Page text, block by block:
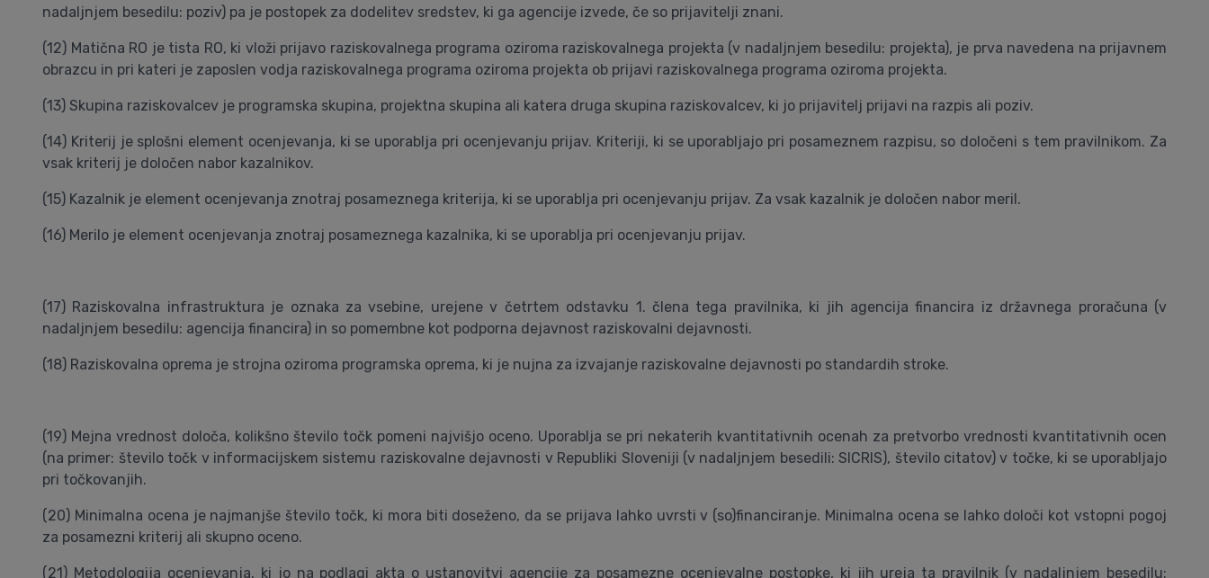
nadaljnjem besedilu: poziv) pa je postopek za dodelitev sredstev, ki ga agencije izvede, če so prijavitelji znani.
(12) Matična RO je tista RO, ki vloži prijavo raziskovalnega programa oziroma raziskovalnega projekta (v nadaljnjem besedilu: projekta), je prva navedena na prijavnem
obrazcu in pri kateri je zaposlen vodja raziskovalnega programa oziroma projekta ob prijavi raziskovalnega programa oziroma projekta.
(13) Skupina raziskovalcev je programska skupina, projektna skupina ali katera druga skupina raziskovalcev, ki jo prijavitelj prijavi na razpis ali poziv.
(14) Kriterij je splošni element ocenjevanja, ki se uporablja pri ocenjevanju prijav. Kriteriji, ki se uporabljajo pri posameznem razpisu, so določeni s tem pravilnikom. Za
vsak kriterij je določen nabor kazalnikov.
(15) Kazalnik je element ocenjevanja znotraj posameznega kriterija, ki se uporablja pri ocenjevanju prijav. Za vsak kazalnik je določen nabor meril.
(16) Merilo je element ocenjevanja znotraj posameznega kazalnika, ki se uporablja pri ocenjevanju prijav.
(17) Raziskovalna infrastruktura je oznaka za vsebine, urejene v četrtem odstavku 1. člena tega pravilnika, ki jih agencija financira iz državnega proračuna (v
nadaljnjem besedilu: agencija financira) in so pomembne kot podporna dejavnost raziskovalni dejavnosti.
(18) Raziskovalna oprema je strojna oziroma programska oprema, ki je nujna za izvajanje raziskovalne dejavnosti po standardih stroke.
(19) Mejna vrednost določa, kolikšno število točk pomeni najvišjo oceno. Uporablja se pri nekaterih kvantitativnih ocenah za pretvorbo vrednosti kvantitativnih ocen
(na primer: število točk v informacijskem sistemu raziskovalne dejavnosti v Republiki Sloveniji (v nadaljnjem besedili: SICRIS), število citatov) v točke, ki se uporabljajo
pri točkovanjih.
(20) Minimalna ocena je najmanjše število točk, ki mora biti doseženo, da se prijava lahko uvrsti v (so)financiranje. Minimalna ocena se lahko določi kot vstopni pogoj
za posamezni kriterij ali skupno oceno.
(21) Metodologija ocenjevanja, ki jo na podlagi akta o ustanovitvi agencije za posamezne ocenjevalne postopke, ki jih ureja ta pravilnik (v nadaljnjem besedilu: